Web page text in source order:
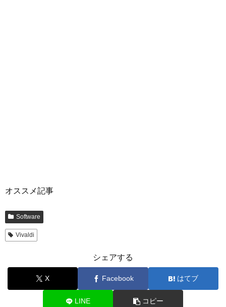
オススメ記事
Software
Vivaldi
シェアする
X Facebook はてブ
LINE コピー